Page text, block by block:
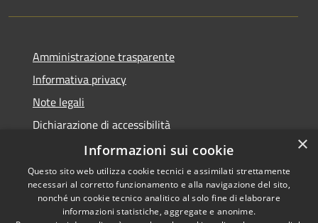
Amministrazione trasparente
Informativa privacy
Note legali
Dichiarazione di accessibilità
Accessibilità
Copyright © 2026 • Comune di
Caltanissetta • Powered by
×
Informazioni sui cookie
Questo sito web utilizza cookie tecnici e assimilati strettamente
necessari al corretto funzionamento e alla navigazione del sito,
nonché un cookie tecnico analitico al solo fine di elaborare
informazioni statistiche, aggregate e anonime.